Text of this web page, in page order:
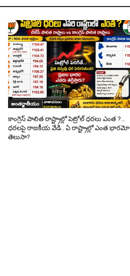
అంతర్జాతీయం
కాంగ్రెస్ పాలిత రాష్ట్రాల్లో పెట్రోల్ ధరలు ఎంత ?…
ధరలపై రాజకీయ వేడి.. ఏ రాష్ట్రాల్లో ఎంత భారమో
తెలుసా?